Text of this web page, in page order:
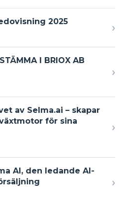
2025 ›
I BRIOX AB
›
av Selma.ai – skapar
för sina
›
AI, den ledande AI-
›